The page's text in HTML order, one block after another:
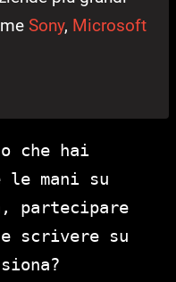
Sony, Microsoft
che hai
le mani su
partecipare
scrivere su